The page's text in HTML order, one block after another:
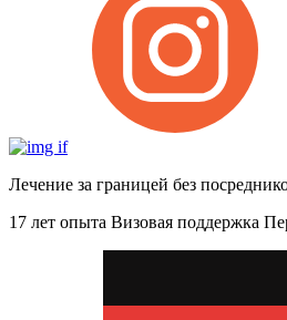
Лечение за границей без
17 лет опыта Визовая поддержка